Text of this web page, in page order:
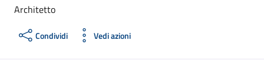
Architetto
Condividi Vedi azioni